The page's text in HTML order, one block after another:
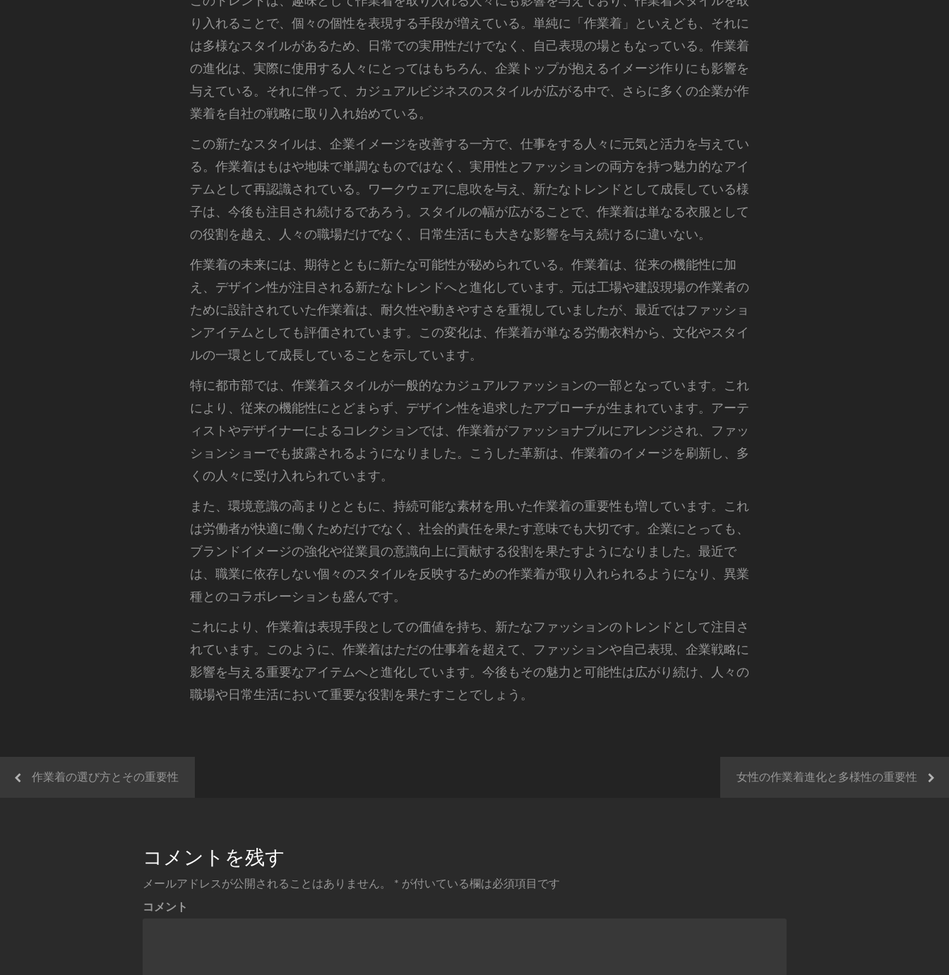
り入れることで、個々の個性を表現する手段が増えている。単純に「作業着」といえども、それに
は多様なスタイルがあるため、日常での実用性だけでなく、自己表現の場ともなっている。作業着
の進化は、実際に使用する人々にとってはもちろん、企業トップが抱えるイメージ作りにも影響を
与えている。それに伴って、カジュアルビジネスのスタイルが広がる中で、さらに多くの企業が作
業着を自社の戦略に取り入れ始めている。
この新たなスタイルは、企業イメージを改善する一方で、仕事をする人々に元気と活力を与えてい
る。作業着はもはや地味で単調なものではなく、実用性とファッションの両方を持つ魅力的なアイ
テムとして再認識されている。ワークウェアに息吹を与え、新たなトレンドとして成長している様
子は、今後も注目され続けるであろう。スタイルの幅が広がることで、作業着は単なる衣服として
の役割を越え、人々の職場だけでなく、日常生活にも大きな影響を与え続けるに違いない。
作業着の未来には、期待とともに新たな可能性が秘められている。作業着は、従来の機能性に加
え、デザイン性が注目される新たなトレンドへと進化しています。元は工場や建設現場の作業者の
ために設計されていた作業着は、耐久性や動きやすさを重視していましたが、最近ではファッショ
ンアイテムとしても評価されています。この変化は、作業着が単なる労働衣料から、文化やスタイ
ルの一環として成長していることを示しています。
特に都市部では、作業着スタイルが一般的なカジュアルファッションの一部となっています。これ
により、従来の機能性にとどまらず、デザイン性を追求したアプローチが生まれています。アーテ
ィストやデザイナーによるコレクションでは、作業着がファッショナブルにアレンジされ、ファッ
ションショーでも披露されるようになりました。こうした革新は、作業着のイメージを刷新し、多
くの人々に受け入れられています。
また、環境意識の高まりとともに、持続可能な素材を用いた作業着の重要性も増しています。これ
は労働者が快適に働くためだけでなく、社会的責任を果たす意味でも大切です。企業にとっても、
ブランドイメージの強化や従業員の意識向上に貢献する役割を果たすようになりました。最近で
は、職業に依存しない個々のスタイルを反映するための作業着が取り入れられるようになり、異業
種とのコラボレーションも盛んです。
これにより、作業着は表現手段としての価値を持ち、新たなファッションのトレンドとして注目さ
れています。このように、作業着はただの仕事着を超えて、ファッションや自己表現、企業戦略に
影響を与える重要なアイテムへと進化しています。今後もその魅力と可能性は広がり続け、人々の
職場や日常生活において重要な役割を果たすことでしょう。
作業着の選び方とその重要性 女性の作業着進化と多様性の重要性
コメントを残す
メールアドレスが公開されることはありません。 * が付いている欄は必須項目です
コメント